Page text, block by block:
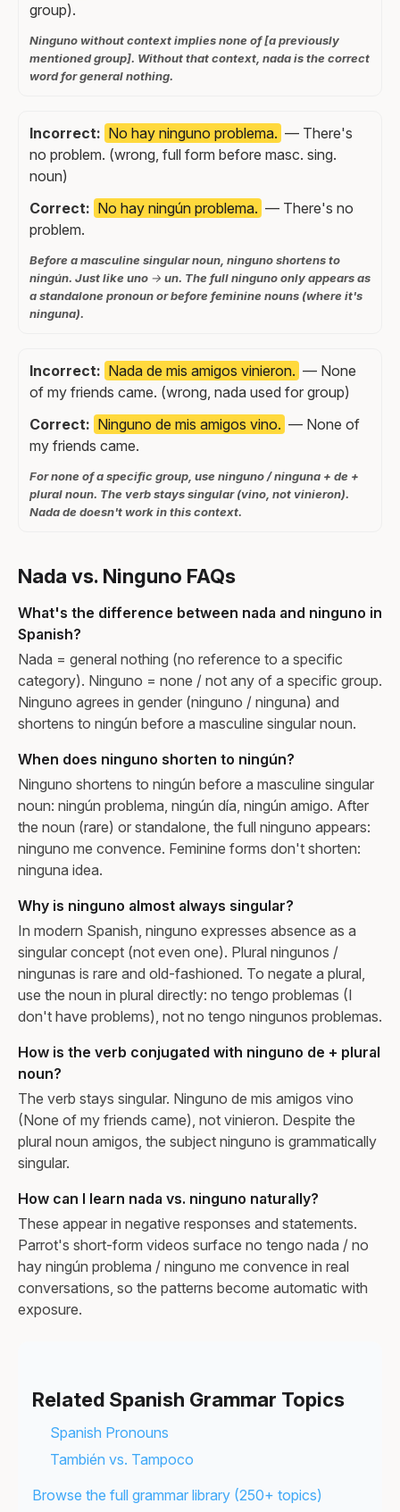
group).
Ninguno without context implies none of [a previously
mentioned group]. Without that context, nada is the correct
word for general nothing.
Incorrect: No hay ninguno problema. — There's
no problem. (wrong, full form before masc. sing.
noun)
Correct: No hay ningún problema. — There's no
problem.
Before a masculine singular noun, ninguno shortens to
ningún. Just like uno → un. The full ninguno only appears as
a standalone pronoun or before feminine nouns (where it's
ninguna).
Incorrect: Nada de mis amigos vinieron. — None
of my friends came. (wrong, nada used for group)
Correct: Ninguno de mis amigos vino. — None of
my friends came.
For none of a specific group, use ninguno / ninguna + de +
plural noun. The verb stays singular (vino, not vinieron).
Nada de doesn't work in this context.
Nada vs. Ninguno FAQs
What's the difference between nada and ninguno in
Spanish?
Nada = general nothing (no reference to a specific
category). Ninguno = none / not any of a specific group.
Ninguno agrees in gender (ninguno / ninguna) and
shortens to ningún before a masculine singular noun.
When does ninguno shorten to ningún?
Ninguno shortens to ningún before a masculine singular
noun: ningún problema, ningún día, ningún amigo. After
the noun (rare) or standalone, the full ninguno appears:
ninguno me convence. Feminine forms don't shorten:
ninguna idea.
Why is ninguno almost always singular?
In modern Spanish, ninguno expresses absence as a
singular concept (not even one). Plural ningunos /
ningunas is rare and old-fashioned. To negate a plural,
use the noun in plural directly: no tengo problemas (I
don't have problems), not no tengo ningunos problemas.
How is the verb conjugated with ninguno de + plural
noun?
The verb stays singular. Ninguno de mis amigos vino
(None of my friends came), not vinieron. Despite the
plural noun amigos, the subject ninguno is grammatically
singular.
How can I learn nada vs. ninguno naturally?
These appear in negative responses and statements.
Parrot's short-form videos surface no tengo nada / no
hay ningún problema / ninguno me convence in real
conversations, so the patterns become automatic with
exposure.
Related Spanish Grammar Topics
Spanish Pronouns
También vs. Tampoco
Browse the full grammar library (250+ topics)